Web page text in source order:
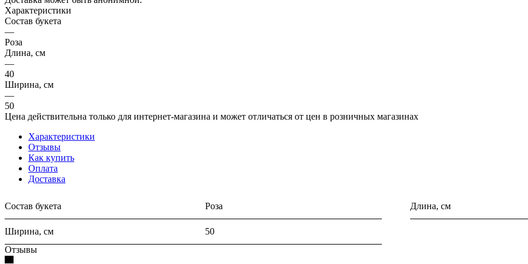
Характеристики
Состав букета
—
Роза
Длина, см
—
40
Ширина, см
—
50
Цена действительна только для интернет-магазина и может отличаться от цен в розничных магазинах
Характеристики
Отзывы
Как купить
Оплата
Доставка
Состав букета Роза Длина, см
Ширина, см
50
Отзывы